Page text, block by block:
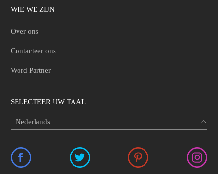
WIE WE ZIJN
Over ons
Contacteer ons
Word Partner
SELECTEER UW TAAL